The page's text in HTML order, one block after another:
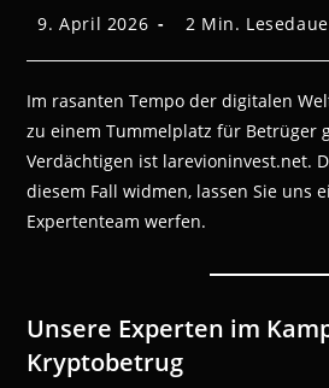
Beitrag
9. April 2026 Lesedauer:
2 Min.
Im rasanten Tempo der digitalen
zu einem Tummelplatz für Betrüger
Verdächtigen ist larevioninvest.net.
diesem Fall widmen, lassen Sie uns
Expertenteam werfen.
Unsere Experten im
Kryptobetrug